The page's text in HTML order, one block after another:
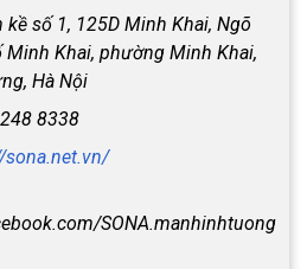
số 1, 125D Minh Khai, Ngõ
Minh Khai, phường Minh Khai,
Hà Nội
8338
SONA.manhinhtuong